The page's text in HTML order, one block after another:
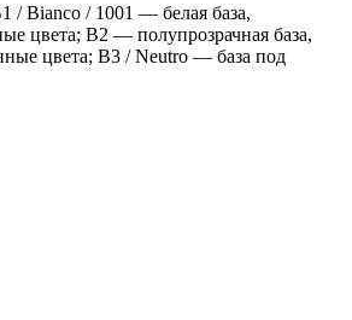
/ Bianco / 1001 — белая база,
цвета; B2 — полупрозрачная база,
цвета; B3 / Neutro — база под